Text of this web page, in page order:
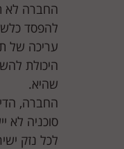
החברה לא
להפסד
עריכה של
היכולת
שהיא.
החברה,
סוכניה לא
לכל נזק